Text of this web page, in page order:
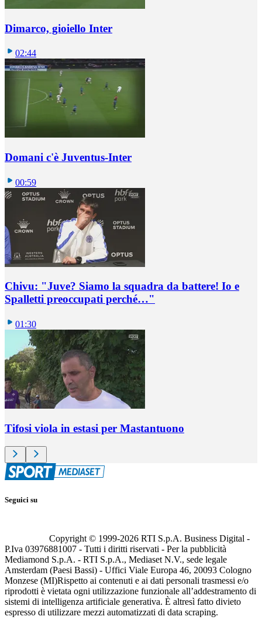
Dimarco, gioiello Inter
02:44
Domani c'è Juventus-Inter
00:59
Chivu: "Juve? Siamo la squadra da battere! Io e
Spalletti preoccupati perché…"
01:30
Tifosi viola in estasi per Mastantuono
Seguici su
Copyright © 1999-2026 RTI S.p.A. Business Digital -
P.Iva 03976881007 - Tutti i diritti riservati - Per la pubblicità
Mediamond S.p.A. - RTI S.p.A., Mediaset N.V., sede legale
Amsterdam (Paesi Bassi) - Uffici Viale Europa 46, 20093 Cologno
Monzese (MI)Rispetto ai contenuti e ai dati personali trasmessi e/o
riprodotti è vietata ogni utilizzazione funzionale all’addestramento di
sistemi di intelligenza artificiale generativa. È altresì fatto divieto
espresso di utilizzare mezzi automatizzati di data scraping.